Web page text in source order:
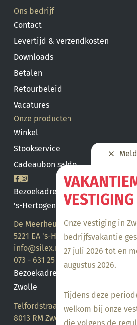
Onze vestiging in
bedrijfsvakantie
27 juli 2026 tot en
augustus 2026.
Tijdens deze
welkom bij onze
die volgens de
Ons bedrijf
Contact
Levertijd & verzendkosten
Downloads
Betalen
Retourbeleid
Vacatures
Onze producten
Winkel
Stookservice
Cadeaubon saldo
Bezoekadres
's-Hertogenbosch
De Meerheuvel 21
5221 EA 's-Hertogenbosch
info@silex.nl
073 - 631 25 28
Bezoekadres
Zwolle
Telfordstraat 14
8013 RM Zwolle